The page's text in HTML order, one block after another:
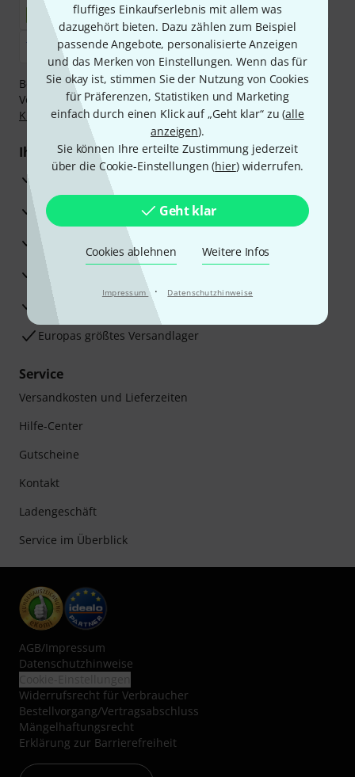
fluffiges Einkaufserlebnis mit allem was
dazugehört bieten. Dazu zählen zum Beispiel
passende Angebote, personalisierte Anzeigen
und das Merken von Einstellungen. Wenn das für
Sie okay ist, stimmen Sie der Nutzung von Cookies
für Präferenzen, Statistiken und Marketing
einfach durch einen Klick auf „Geht klar“ zu (alle
anzeigen).
Sie können Ihre erteilte Zustimmung jederzeit
über die Cookie-Einstellungen (hier) widerrufen.
Geht klar
Cookies ablehnen Weitere Infos
Impressum · Datenschutzhinweise
Bezahlen Sie vertraulich und sicher per Nachnahme,
Vorkasse, PayPal, Amazon Pay,Klarna Sofort bezahlen
Klarna Ratenzahlungoder Kreditkarte.
Ihre Vorteile
3 Jahre Thomann Garantie
30 Tage Money-Back-Garantie
Beratung durch Fachexperten
Zufriedenheitsgarantie
Europas größtes Versandlager
Service
Versandkosten und Lieferzeiten
Hilfe-Center
Gutscheine
Kontakt
Ladengeschäft
Service im Überblick
AGB/Impressum
Datenschutzhinweise
Widerrufsrecht für Verbraucher
Bestellvorgang/Vertragsabschluss
Mängelhaftungsrecht
Erklärung zur Barrierefreiheit